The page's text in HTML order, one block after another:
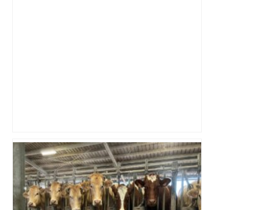
Top 14: comment Perpignan a une
nouvelle fois fait tomber Toulouse? –
RMC Sport